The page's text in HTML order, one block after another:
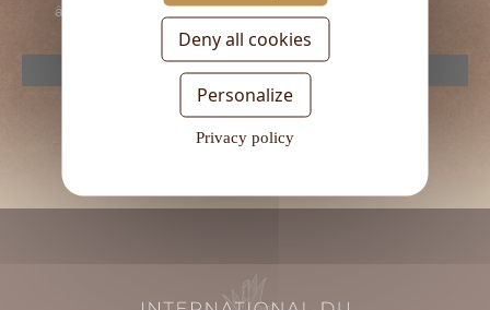
âgé d’au moins 18 ans.
reCAPTCHA is disabled. Allow
champ
vide.
Deny all cookies
Personalize
Privacy policy